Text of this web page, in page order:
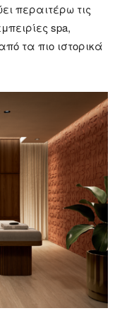
περαιτέρω τις
spa,
τα πιο ιστορικά